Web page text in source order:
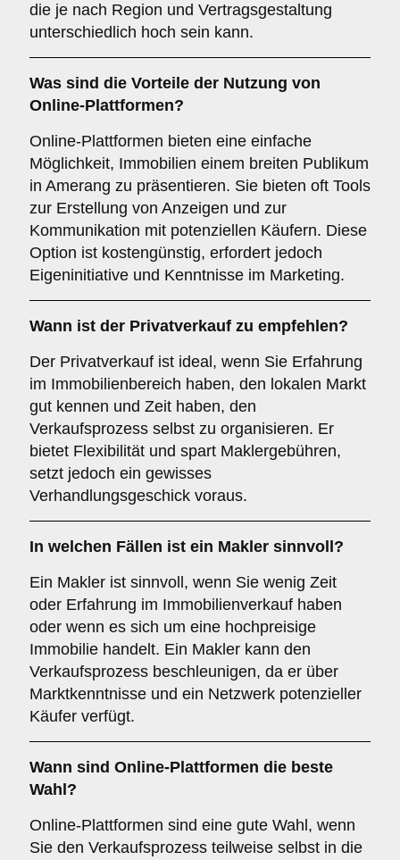
die je nach Region und Vertragsgestaltung
unterschiedlich hoch sein kann.
Was sind die Vorteile der Nutzung von
Online-Plattformen?
Online-Plattformen bieten eine einfache
Möglichkeit, Immobilien einem breiten Publikum
in Amerang zu präsentieren. Sie bieten oft Tools
zur Erstellung von Anzeigen und zur
Kommunikation mit potenziellen Käufern. Diese
Option ist kostengünstig, erfordert jedoch
Eigeninitiative und Kenntnisse im Marketing.
Wann ist der Privatverkauf zu empfehlen?
Der Privatverkauf ist ideal, wenn Sie Erfahrung
im Immobilienbereich haben, den lokalen Markt
gut kennen und Zeit haben, den
Verkaufsprozess selbst zu organisieren. Er
bietet Flexibilität und spart Maklergebühren,
setzt jedoch ein gewisses
Verhandlungsgeschick voraus.
In welchen Fällen ist ein Makler sinnvoll?
Ein Makler ist sinnvoll, wenn Sie wenig Zeit
oder Erfahrung im Immobilienverkauf haben
oder wenn es sich um eine hochpreisige
Immobilie handelt. Ein Makler kann den
Verkaufsprozess beschleunigen, da er über
Marktkenntnisse und ein Netzwerk potenzieller
Käufer verfügt.
Wann sind Online-Plattformen die beste
Wahl?
Online-Plattformen sind eine gute Wahl, wenn
Sie den Verkaufsprozess teilweise selbst in die